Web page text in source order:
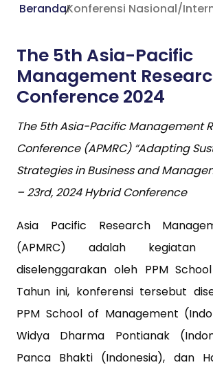
BerandaKonferensi Nasional/
The 5th Asia-Pacific
Management
Conference 2024
The 5th Asia-Pacific Management
Conference (APMRC) “Adapting
Strategies in Business and
– 23rd, 2024 Hybrid Conference
Asia Pacific Research
(APMRC) adalah
diselenggarakan oleh PPM
Tahun ini, konferensi tersebut
PPM School of Management
Widya Dharma Pontianak
Panca Bhakti (Indonesia), dan